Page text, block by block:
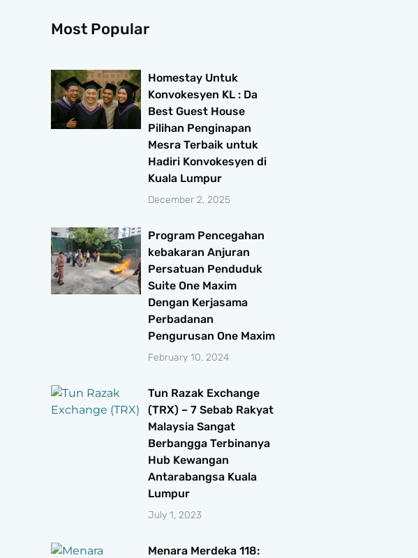
Most Popular
Homestay Untuk
Konvokesyen KL : Da
Best Guest House
Pilihan Penginapan
Mesra Terbaik untuk
Hadiri Konvokesyen di
Kuala Lumpur
December 2, 2025
Program Pencegahan
kebakaran Anjuran
Persatuan Penduduk
Suite One Maxim
Dengan Kerjasama
Perbadanan
Pengurusan One Maxim
February 10, 2024
Tun Razak Exchange
(TRX) – 7 Sebab Rakyat
Malaysia Sangat
Berbangga Terbinanya
Hub Kewangan
Antarabangsa Kuala
Lumpur
July 1, 2023
Menara Merdeka 118: